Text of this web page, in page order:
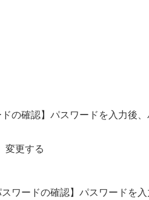
の確認】パスワードを入力後
変更する
ワードの確認】パスワードを